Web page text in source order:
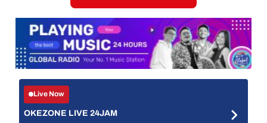
Live Now
OKEZONE LIVE 24JAM